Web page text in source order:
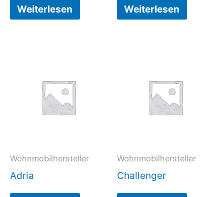
Weiterlesen Weiterlesen
Wohnmobilhersteller
Adria
Wohnmobilhersteller
Challenger